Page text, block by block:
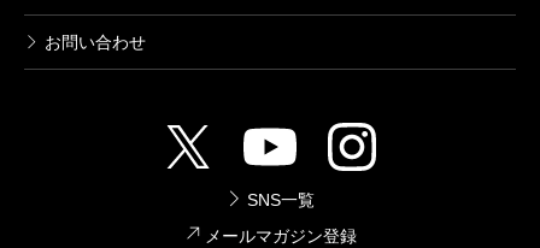
お問い合わせ
SNS一覧
メールマガジン登録